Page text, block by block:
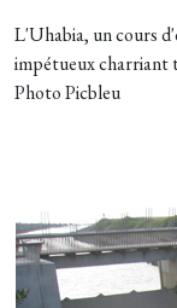
L'Uhabia, un cours
impétueux charriant
Photo Picbleu